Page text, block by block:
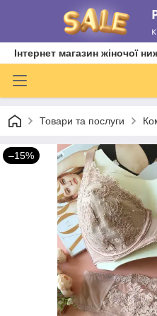
Інтернет магазин жіночої
Товари та послуги
–15%